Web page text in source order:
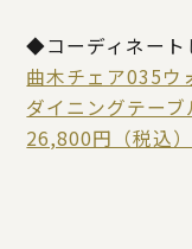
◆コーディネート
曲木チェア035
ダイニングテー
26,800円（税込）